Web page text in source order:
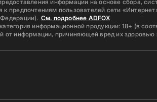
информации на основе сбора,
к предпочтениям пользователей сети
См. подробнее ADFOX
информационной продукции: 18+ (в
от информации, причиняющей вред их здоровью